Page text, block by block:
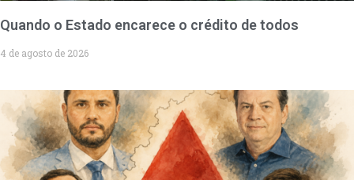
Quando o Estado encarece o crédito de todos
4 de agosto de 2026